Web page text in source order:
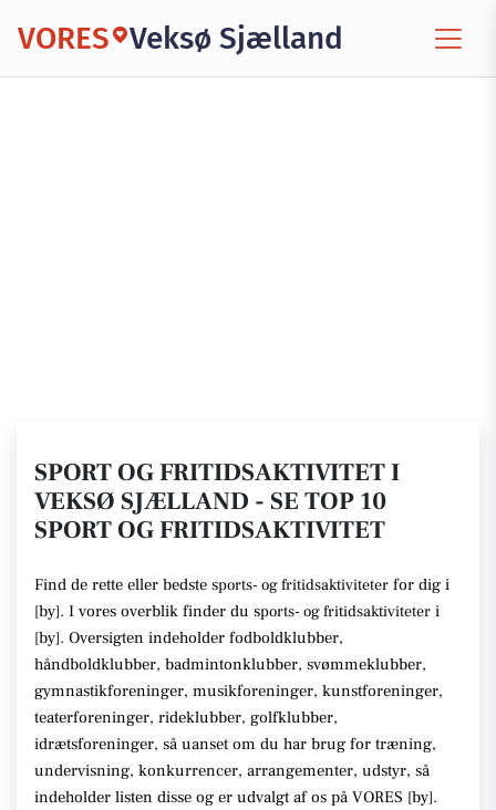
VORES Veksø Sjælland
SPORT OG FRITIDSAKTIVITET I
VEKSØ SJÆLLAND - SE TOP 10
SPORT OG FRITIDSAKTIVITET
Find de rette eller bedste sports- og fritidsaktiviteter for dig i
[by]. I vores overblik finder du sports- og fritidsaktiviteter i
[by]. Oversigten indeholder fodboldklubber,
håndboldklubber, badmintonklubber, svømmeklubber,
gymnastikforeninger, musikforeninger, kunstforeninger,
teaterforeninger, rideklubber, golfklubber,
idrætsforeninger, så uanset om du har brug for træning,
undervisning, konkurrencer, arrangementer, udstyr, så
indeholder listen disse og er udvalgt af os på VORES [by].